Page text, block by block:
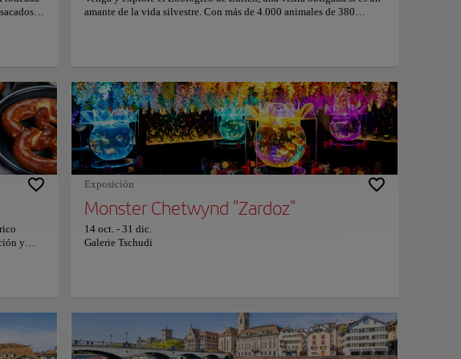
o
suizos
historia,
del
esencia
que
idílico
amante de la vida silvestre. Con más de 4.000 animales de 380
conservación de especies nativas y exóticas. Apoya activamente
numerosos programas de conservación, permitiendo a los visitantes
aprender sobre el cuidado de nuestro medio ambiente natural. Este
fascinante zoológico no solo ofrece la oportunidad de observar la
vida silvestre, sino también de conectarse con la naturaleza de
manera educativa y entretenida. Para obtener más información sobre
horarios y precios, visite el sitio web oficial.
y
por la
una
lo que
Exposición
Monster Chetwynd "Zardoz"
14 oct. - 31 dic.
Galerie Tschudi
Copiar enlace
seduce a todos los que visitan Zúrich: el río Limago. Con su cautivador flujo a través del corazón